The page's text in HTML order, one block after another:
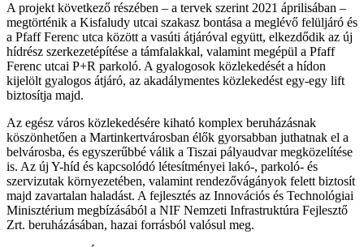
A projekt következő részében – a tervek szerint 2021 áprilisában –
megtörténik a Kisfaludy utcai szakasz bontása a meglévő felüljáró és
a Pfaff Ferenc utca között a vasúti átjáróval együtt, elkezdődik az új
hídrész szerkezetépítése a támfalakkal, valamint megépül a Pfaff
Ferenc utcai P+R parkoló. A gyalogosok közlekedését a hídon
kijelölt gyalogos átjáró, az akadálymentes közlekedést egy-egy lift
biztosítja majd.
Az egész város közlekedésére kiható komplex beruházásnak
köszönhetően a Martinkertvárosban élők gyorsabban juthatnak el a
belvárosba, és egyszerűbbé válik a Tiszai pályaudvar megközelítése
is. Az új Y-híd és kapcsolódó létesítményei lakó-, parkoló- és
szervizutak környezetében, valamint rendezővágányok felett biztosít
majd zavartalan haladást. A fejlesztés az Innovációs és Technológiai
Minisztérium megbízásából a NIF Nemzeti Infrastruktúra Fejlesztő
Zrt. beruházásában, hazai forrásból valósul meg.